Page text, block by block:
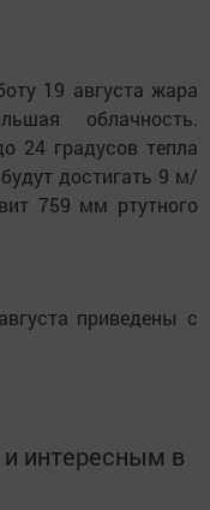
19 августа жара
облачность.
24 градусов тепла
достигать 9 м/
759 мм ртутного
приведены с
интересным в